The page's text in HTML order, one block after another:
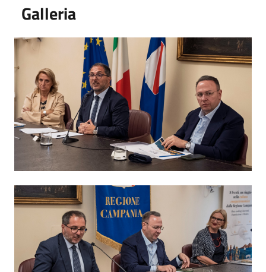
Galleria